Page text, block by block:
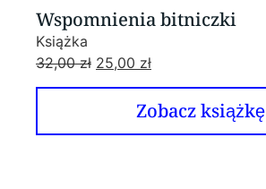
Wspomnienia bitniczki
Książka
32,00zł 25,00 zł
Zobacz książkę